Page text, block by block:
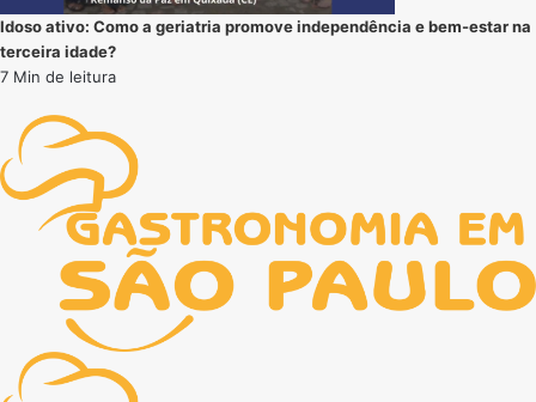
Idoso ativo: Como a geriatria promove independência e bem-estar na
terceira idade?
7 Min de leitura